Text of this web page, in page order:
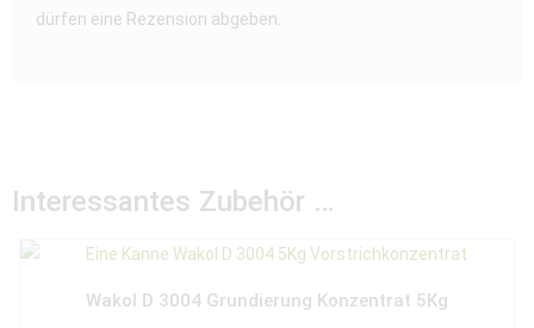
dürfen eine Rezension abgeben.
Interessantes Zubehör …
Wakol D 3004 Grundierung Konzentrat 5Kg